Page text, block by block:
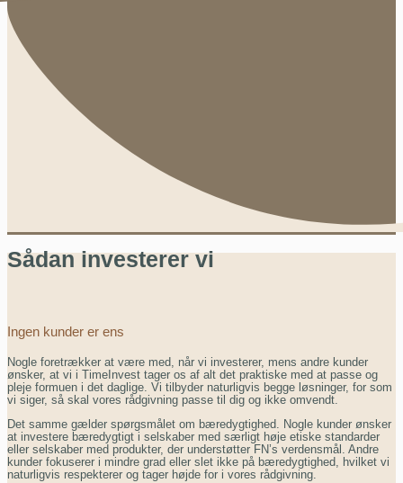
Sådan investerer vi
Ingen kunder er ens
Nogle foretrækker at være med, når vi investerer, mens andre kunder
ønsker, at vi i TimeInvest tager os af alt det praktiske med at passe og
pleje formuen i det daglige. Vi tilbyder naturligvis begge løsninger, for som
vi siger, så skal vores rådgivning passe til dig og ikke omvendt.
Det samme gælder spørgsmålet om bæredygtighed. Nogle kunder ønsker
at investere bæredygtigt i selskaber med særligt høje etiske standarder
eller selskaber med produkter, der understøtter FN’s verdensmål. Andre
kunder fokuserer i mindre grad eller slet ikke på bæredygtighed, hvilket vi
naturligvis respekterer og tager højde for i vores rådgivning.